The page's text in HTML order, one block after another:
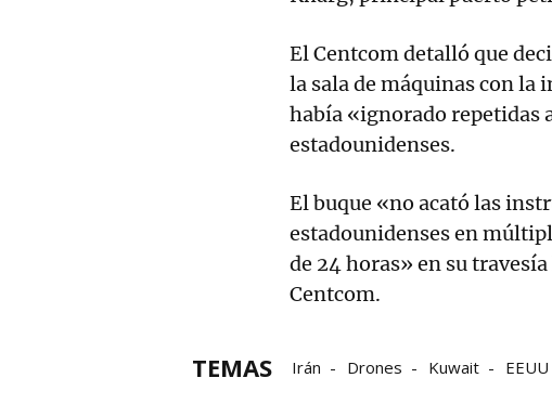
El Centcom detalló que
la sala de máquinas con
había «ignorado repetidas
estadounidenses.
El buque «no acató las
estadounidenses en
de 24 horas» en su
Centcom.
TEMAS Irán Drones Kuwait EEUU